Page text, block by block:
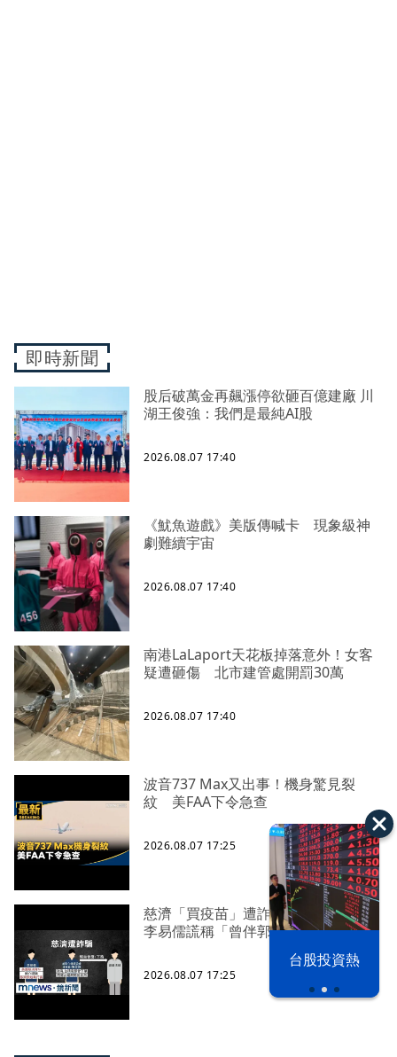
台股投資熱
即時新聞
股后破萬金再飆漲停欲砸百億建廠 川
湖王俊強：我們是最純AI股
2026.08.07 17:40
《魷魚遊戲》美版傳喊卡 現象級神
劇難續宇宙
2026.08.07 17:40
南港LaLaport天花板掉落意外！女客
疑遭砸傷 北市建管處開罰30萬
2026.08.07 17:40
波音737 Max又出事！機身驚見裂
紋 美FAA下令急查
2026.08.07 17:25
慈濟「買疫苗」遭詐10.6億！ 主嫌
李易儒謊稱「曾伴郭台銘赴德談判」
2026.08.07 17:25